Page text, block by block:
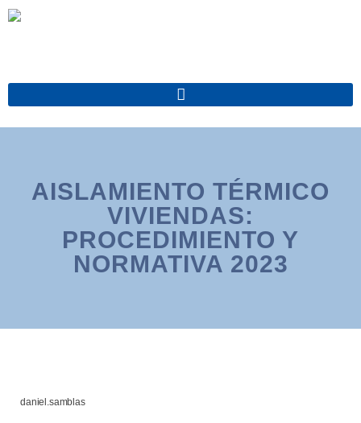
AISLAMIENTO TÉRMICO
VIVIENDAS:
PROCEDIMIENTO Y
NORMATIVA 2023
daniel.samblas